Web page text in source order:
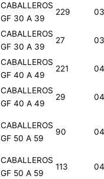
CABALLEROS
GF 30 A 39
229
CABALLEROS
GF 30 A 39
27
CABALLEROS
GF 40 A 49
221
CABALLEROS
GF 40 A 49
29
CABALLEROS
GF 50 A 59
90
CABALLEROS
GF 50 A 59
113